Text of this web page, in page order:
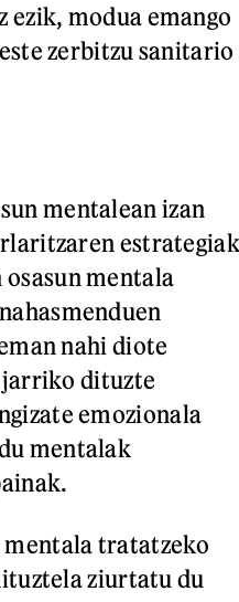
modua emango
zerbitzu sanitario
mentalean izan
estrategiak
mentala
nahi diote
dituzte
emozionala
mentalak
mentala tratatzeko
ziurtatu du